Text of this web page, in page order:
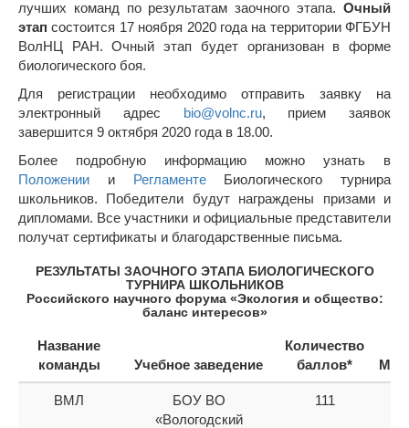
лучших команд по результатам заочного этапа. Очный
этап состоится 17 ноября 2020 года на территории ФГБУН
ВолНЦ РАН. Очный этап будет организован в форме
биологического боя.
Для регистрации необходимо отправить заявку на
электронный адрес
bio@volnc.ru, прием заявок
завершится 9 октября 2020 года в 18.00.
Более подробную информацию можно узнать в
Положении и РегламентеБиологического турнира
школьников. Победители будут награждены призами и
дипломами. Все участники и официальные представители
получат сертификаты и благодарственные письма.
РЕЗУЛЬТАТЫ ЗАОЧНОГО ЭТАПА БИОЛОГИЧЕСКОГО
ТУРНИРА ШКОЛЬНИКОВ
Российского научного форума «Экология и общество:
баланс интересов»
Название
команды
Учебное заведение
Количество
баллов*
ВМЛ
БОУ ВО
«Вологодский
111